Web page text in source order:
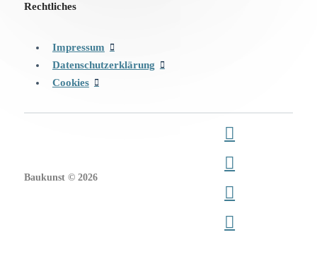
Rechtliches
Impressum
Datenschutzerklärung
Cookies
Baukunst © 2026